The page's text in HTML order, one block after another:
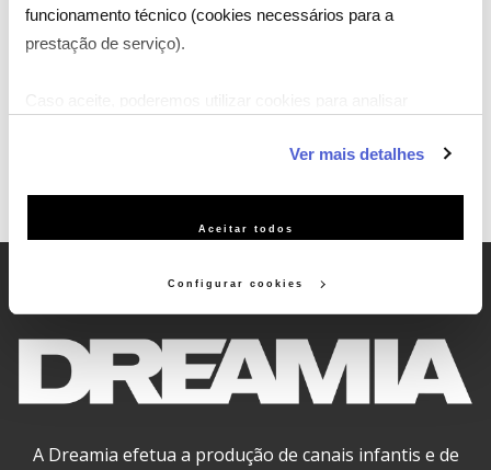
funcionamento técnico (cookies necessários para a
prestação de serviço).
serviço às suas preferências e apresentar-lhe
publicidade personalizada). Pode gerir a utilização dos
Ver mais detalhes
Aceitar todos
Configurar cookies
& TV, Banda Desenhada & Literatura, Gaming, Pop Asia
& Área Comercial, Mundo do Cosplay, New Media,
A Dreamia efetua a produção de canais infantis e de